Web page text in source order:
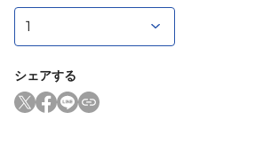
シェアする